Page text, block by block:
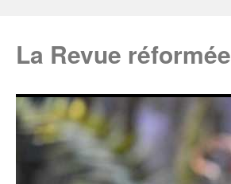
La Revue réformée